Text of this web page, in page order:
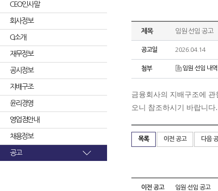
CEO인사말
회사정보
CI소개
재무정보
공시정보
지배구조
윤리경영
영업점안내
채용정보
공고
제목 임원 선임 공고
공고일 2026.04.14
첨부 임원 선임 내
금융회사의 지배구조에
오니 참조하시기 바랍니다.
목록 이전 공고 다음
이전 공고 임원 선임 공고